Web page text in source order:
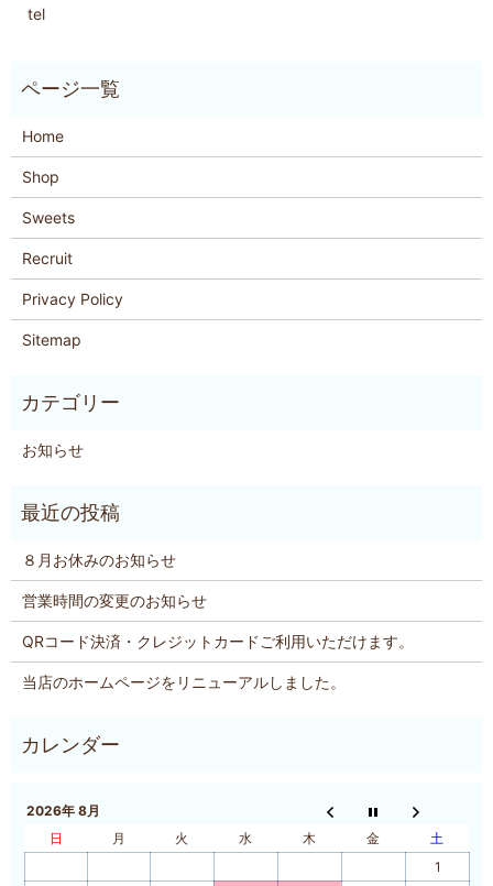
tel
Home
Shop
Sweets
Recruit
Privacy Policy
Sitemap
お知らせ
８月お休みのお知らせ
営業時間の変更のお知らせ
QRコード決済・クレジットカードご利用いただけます。
当店のホームページをリニューアルしました。
2026年 8月
日
月 火 水 木 金
土
1